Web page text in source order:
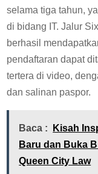
selama tiga tahun,
di bidang IT. Jalur
berhasil
pendaftaran dapat
tertera di video,
dan salinan paspor.
Baca :
Kisah
Baru dan Buka
Queen City Law